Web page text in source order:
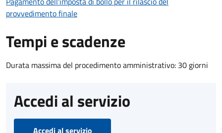
provvedimento finale
Tempi e scadenze
Durata massima del procedimento amministrativo: 30 giorni
Accedi al servizio
Accedi al servizio